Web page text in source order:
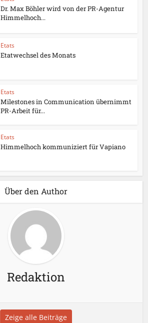
Dr. Max Böhler wird von der PR-Agentur
Himmelhoch...
Etats
Etatwechsel des Monats
Etats
Milestones in Communication übernimmt
PR-Arbeit für...
Etats
Himmelhoch kommuniziert für Vapiano
Über den Author
Redaktion
Zeige alle Beiträge